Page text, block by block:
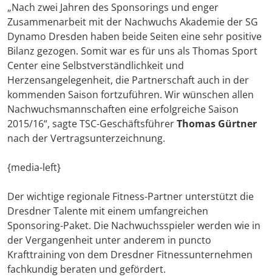
„Nach zwei Jahren des Sponsorings und enger
Zusammenarbeit mit der Nachwuchs Akademie der SG
Dynamo Dresden haben beide Seiten eine sehr positive
Bilanz gezogen. Somit war es für uns als Thomas Sport
Center eine Selbstverständlichkeit und
Herzensangelegenheit, die Partnerschaft auch in der
kommenden Saison fortzuführen. Wir wünschen allen
Nachwuchsmannschaften eine erfolgreiche Saison
2015/16“, sagte TSC-GeschäftsführerThomas Gürtner
nach der Vertragsunterzeichnung.
{media-left}
Der wichtige regionale Fitness-Partner unterstützt die
Dresdner Talente mit einem umfangreichen
Sponsoring-Paket. Die Nachwuchsspieler werden wie in
der Vergangenheit unter anderem in puncto
Krafttraining von dem Dresdner Fitnessunternehmen
fachkundig beraten und gefördert.